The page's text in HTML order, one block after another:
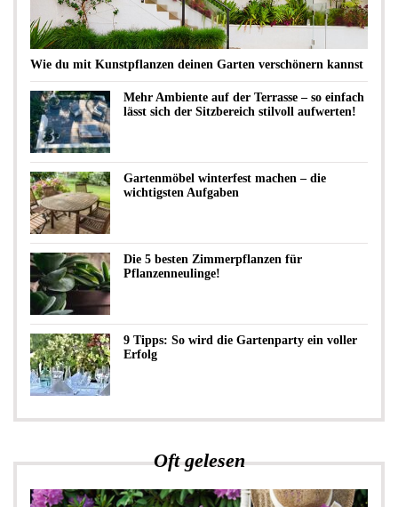
Wie du mit Kunstpflanzen deinen Garten verschönern kannst
Mehr Ambiente auf der Terrasse – so einfach
lässt sich der Sitzbereich stilvoll aufwerten!
Gartenmöbel winterfest machen – die
wichtigsten Aufgaben
Die 5 besten Zimmerpflanzen für
Pflanzenneulinge!
9 Tipps: So wird die Gartenparty ein voller
Erfolg
Oft gelesen